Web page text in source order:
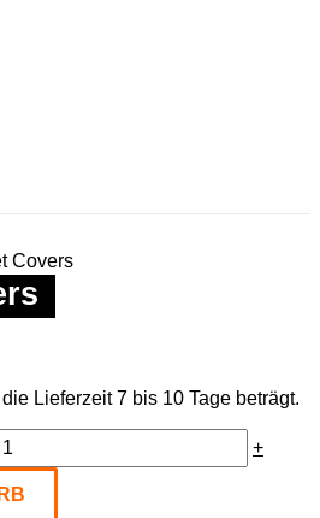
Covers
Lieferzeit 7 bis 10 Tage beträgt.
+